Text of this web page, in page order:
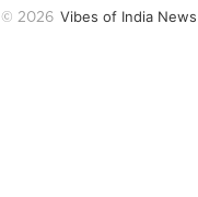
© 2026Vibes of India News